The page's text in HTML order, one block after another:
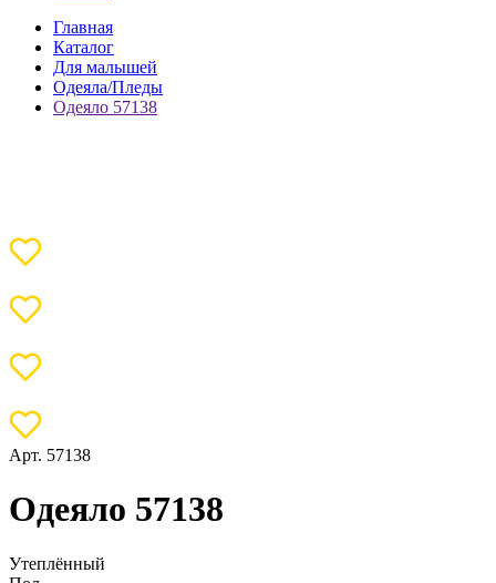
Главная
Каталог
Для малышей
Одеяла/Пледы
Одеяло 57138
Арт. 57138
Одеяло 57138
Утеплённый